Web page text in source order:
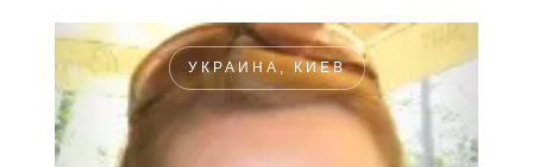
УКРАИНА, КИЕВ